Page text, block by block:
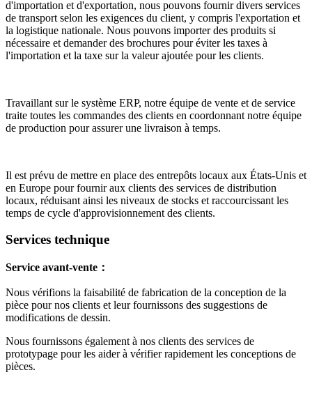
d'importation et d'exportation, nous pouvons fournir divers services
de transport selon les exigences du client, y compris l'exportation et
la logistique nationale. Nous pouvons importer des produits si
nécessaire et demander des brochures pour éviter les taxes à
l'importation et la taxe sur la valeur ajoutée pour les clients.
Travaillant sur le système ERP, notre équipe de vente et de service
traite toutes les commandes des clients en coordonnant notre équipe
de production pour assurer une livraison à temps.
Il est prévu de mettre en place des entrepôts locaux aux États-Unis et
en Europe pour fournir aux clients des services de distribution
locaux, réduisant ainsi les niveaux de stocks et raccourcissant les
temps de cycle d'approvisionnement des clients.
Services technique
Service avant-vente：
Nous vérifions la faisabilité de fabrication de la conception de la
pièce pour nos clients et leur fournissons des suggestions de
modifications de dessin.
Nous fournissons également à nos clients des services de
prototypage pour les aider à vérifier rapidement les conceptions de
pièces.